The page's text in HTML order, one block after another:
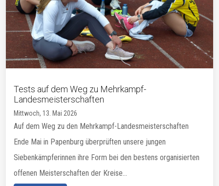
Tests auf dem Weg zu Mehrkampf-
Landesmeisterschaften
Mittwoch, 13. Mai 2026
Auf dem Weg zu den Mehrkampf-Landesmeisterschaften
Ende Mai in Papenburg überprüften unsere jungen
Siebenkämpferinnen ihre Form bei den bestens organisierten
offenen Meisterschaften der Kreise...